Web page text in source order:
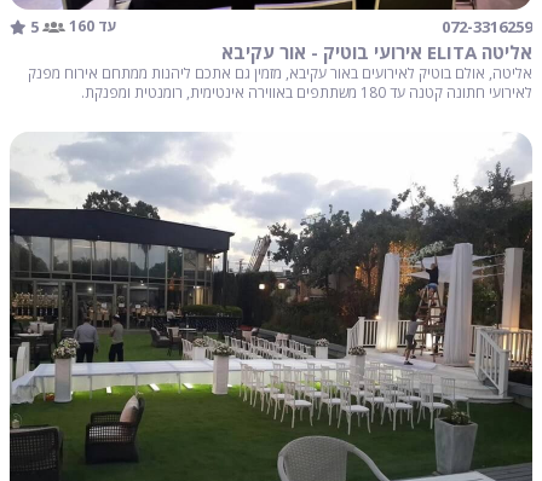
072-3316259 עד 160 5
אליטה ELITA אירועי בוטיק - אור עקיבא
אליטה, אולם בוטיק לאירועים באור עקיבא, מזמין גם אתכם ליהנות ממתחם אירוח מפנק
לאירועי חתונה קטנה עד 180 משתתפים באווירה אינטימית, רומנטית ומפנקת.